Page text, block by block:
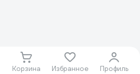
Корзина Избранное Профиль